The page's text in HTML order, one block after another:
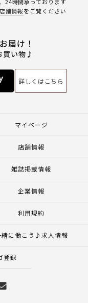
店舗情報をご覧ください
届け！
買い物♪
詳しくはこちら
マイページ
店舗情報
雑誌掲載情報
企業情報
利用規約
緒に働こう♪求人情報
登録